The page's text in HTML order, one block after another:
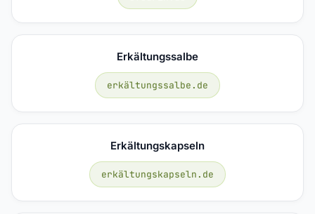
Erkältungssalbe
erkältungssalbe.de
Erkältungskapseln
erkältungskapseln.de